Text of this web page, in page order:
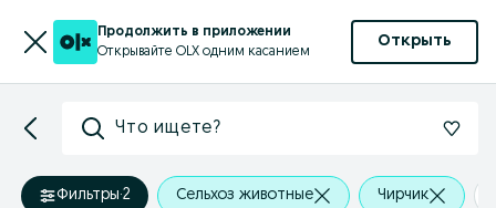
Продолжить в приложении
Открывайте OLX одним касанием
Открыть
Что ищете?
Фильтры·2 Сельхоз животные Чирчик